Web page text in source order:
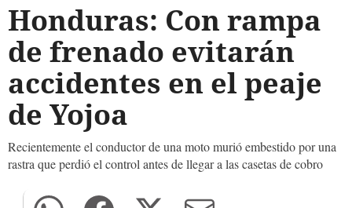
Honduras: Con rampa
de frenado evitarán
accidentes en el peaje
de Yojoa
Recientemente el conductor de una moto murió embestido por una
rastra que perdió el control antes de llegar a las casetas de cobro